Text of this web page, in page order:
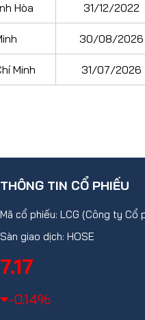
Hòa 31/12/2022
30/08/2026
Minh 31/07/2026
THÔNG TIN CỔ PHIẾU
Mã cổ phiếu: LCG (Công ty Cổ
Sàn giao dịch: HOSE
7.17
-0.14%